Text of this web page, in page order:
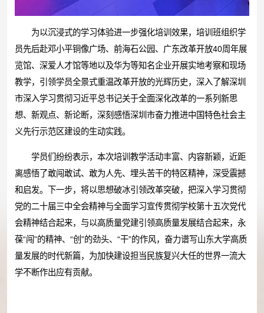
为以沉浸式的学习体验进一步强化培训效果，培训班组织学
员先后赴邓小平铜像广场、前海石公园、广东改革开放40周年展
览馆、深爱人才馆等地以及华为等知名企业开展实地考察和现场
教学，引领学员全景式重温改革开放的光辉历史，深入了解深圳
市深入学习贯彻习近平总书记关于全面深化改革的一系列新思
想、新观点、新论断，深刻感悟深圳市奋力推进中国特色社会主
义先行示范区建设的生动实践。
学员们纷纷表示，本次培训教学活动丰富、内容新颖，近距
离感悟了敢闯敢试、敢为人先、埋头苦干的特区精神，深受震撼
和启发。下一步，将以思想破冰引领改革突破，把深入学习贯彻
党的二十届三中全会精神与全面学习宣传贯彻学校第十五次党代
会精神结合起来，与以高质量党建引领高质量发展结合起来，永
葆“闯”的精神、“创”的劲头、“干”的作风，奋力谱写山东大学高质
量发展的时代新篇，为加快建设担当民族复兴大任的世界一流大
学不断作出应有贡献。